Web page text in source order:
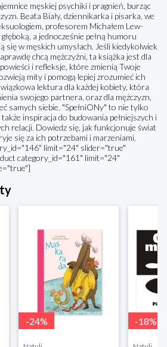
męskiej psychiki i pragnień, burząc
Beata Biały, dziennikarka i pisarka, we
profesorem Michałem Lew-
a jednocześnie pełną humoru
się w męskich umysłach. Jeśli kiedykolwiek
chcą mężczyźni, ta książka jest dla
i refleksje, które zmienią Twoje
mity i pomogą lepiej zrozumieć ich
lektura dla każdej kobiety, która
swojego partnera, oraz dla mężczyzn,
samych siebie. "SpełniONy" to nie tylko
inspiracja do budowania pełniejszych i
relacji. Dowiedz się, jak funkcjonuje świat
się za ich potrzebami i marzeniami.
limit="24" slider="true"
category_id="161" limit="24"
-24% -18%